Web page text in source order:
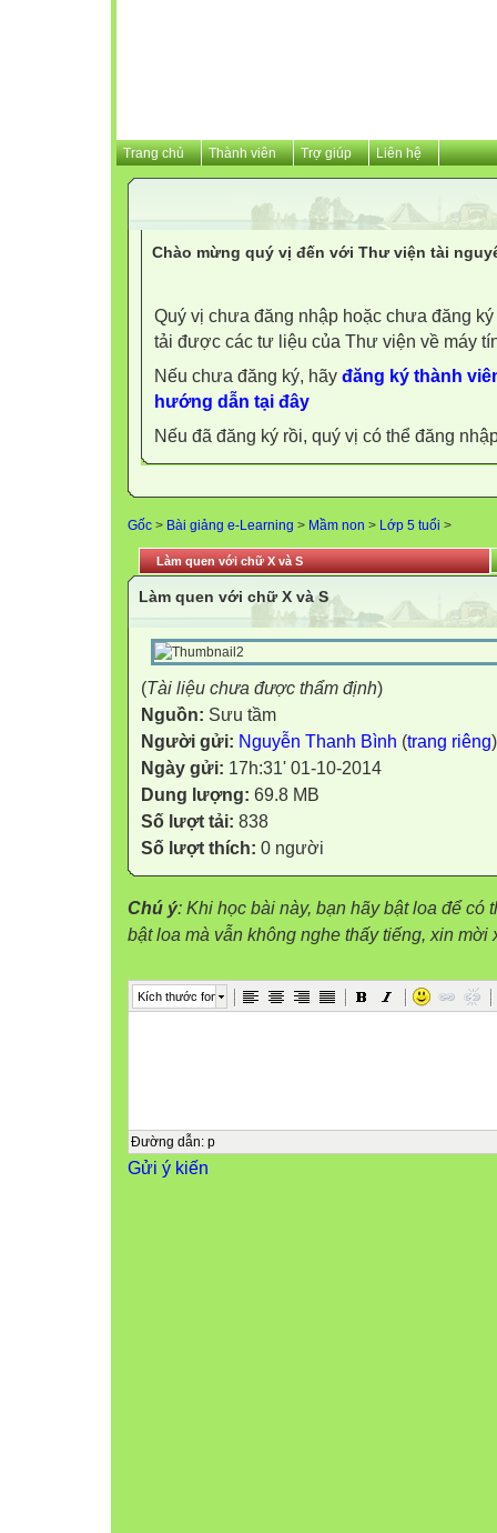
Trang chủ Thành viên Trợ giúp Liên hệ
Chào mừng quý vị đến với Thư viện tài
Quý vị chưa đăng nhập hoặc chưa đăng
tải được các tư liệu của Thư viện về máy
Nếu chưa đăng ký, hãy đăng ký thành
hướng dẫn tại đây
Nếu đã đăng ký rồi, quý vị có thể đăng
Gốc > Bài giảng e-Learning > Mầm non > Lớp 5 tuổi >
Làm quen với chữ X và S
Làm quen với chữ X và S
(Tài liệu chưa được thẩm định)
Nguồn: Sưu tầm
Người gửi: Nguyễn Thanh Bình (trang riêng)
Ngày gửi: 17h:31' 01-10-2014
Dung lượng: 69.8 MB
Số lượt tải: 838
Số lượt thích: 0 người
Chú ý: Khi học bài này, bạn hãy bật loa để có
bật loa mà vẫn không nghe thấy tiếng, xin
Kích thước font
Đường dẫn: p
Gửi ý kiến